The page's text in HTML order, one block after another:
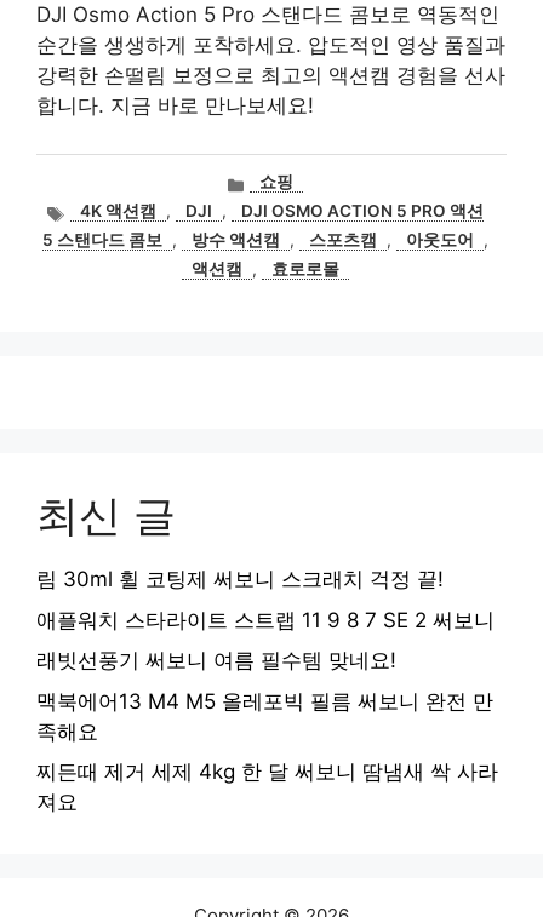
DJI Osmo Action 5 Pro 스탠다드 콤보로 역동적인
순간을 생생하게 포착하세요. 압도적인 영상 품질과
강력한 손떨림 보정으로 최고의 액션캠 경험을 선사
합니다. 지금 바로 만나보세요!
카
테
고
리
쇼핑
태
그
4K 액션캠 , DJI ,
DJI OSMO ACTION 5 PRO 액션
5 스탠다드 콤보
, 방수 액션캠 , 스포츠캠 , 아웃도어
,
액션캠
, 효로로몰
최신 글
림 30ml 휠 코팅제 써보니 스크래치 걱정 끝!
애플워치 스타라이트 스트랩 11 9 8 7 SE 2 써보니
래빗선풍기 써보니 여름 필수템 맞네요!
맥북에어13 M4 M5 올레포빅 필름 써보니 완전 만
족해요
찌든때 제거 세제 4kg 한 달 써보니 땀냄새 싹 사라
져요